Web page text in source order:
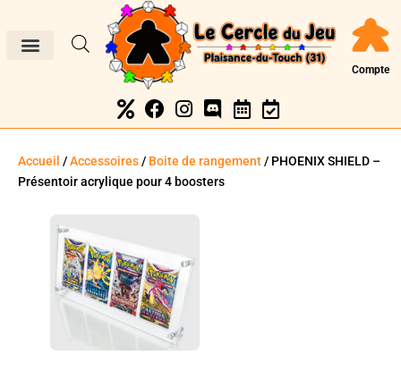
Compte
Accueil /Accessoires/ Boite de rangement/ PHOENIX SHIELD –
Présentoir acrylique pour 4 boosters